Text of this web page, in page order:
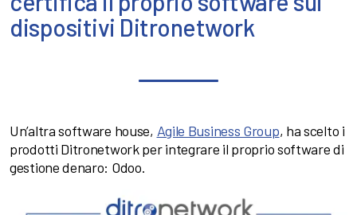
dispositivi Ditronetwork
Un’altra software house, Agile Business Group, ha scelto i
prodotti Ditronetwork per integrare il proprio software di
gestione denaro: Odoo.